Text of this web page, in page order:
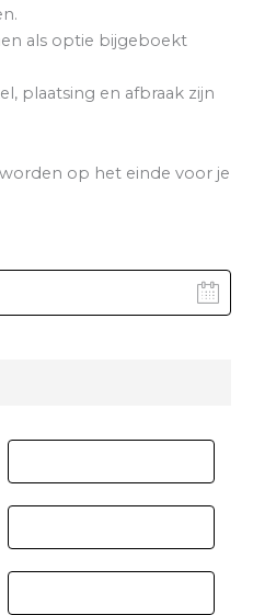
als optie bijgeboekt
plaatsing en afbraak zijn
op het einde voor je